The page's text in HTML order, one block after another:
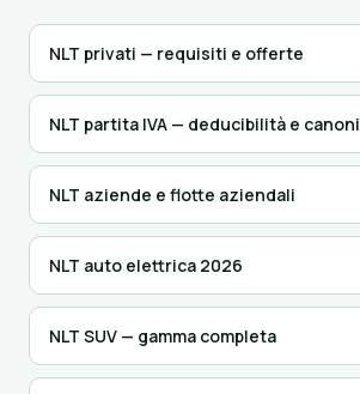
NLT privati — requisiti e offerte
NLT partita IVA — deducibilità e canoni
NLT aziende e flotte aziendali
NLT auto elettrica 2026
NLT SUV — gamma completa